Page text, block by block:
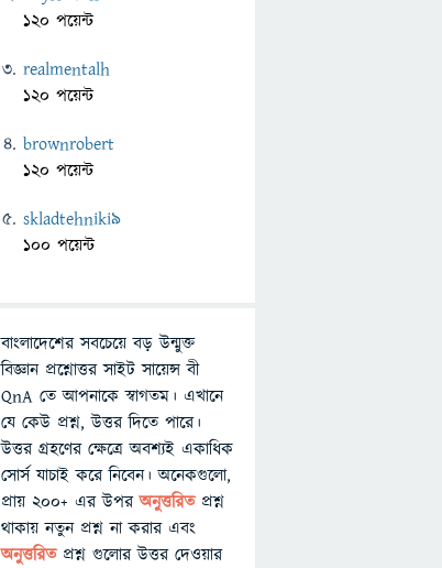
120 পয়েন্ট
realmentalh
120 পয়েন্ট
brownrobert
120 পয়েন্ট
skladtehniki9
100 পয়েন্ট
বাংলাদেশের সবচেয়ে বড় উন্মুক্ত
বিজ্ঞান প্রশ্নোত্তর সাইট সায়েন্স বী
QnA তে আপনাকে স্বাগতম। এখানে
যে কেউ প্রশ্ন, উত্তর দিতে পারে।
উত্তর গ্রহণের ক্ষেত্রে অবশ্যই একাধিক
সোর্স যাচাই করে নিবেন। অনেকগুলো,
প্রায় ২০০+ এর উপরঅনুত্তরিতপ্রশ্ন
থাকায় নতুন প্রশ্ন না করার এবং
অনুত্তরিত প্রশ্ন গুলোর উত্তর দেওয়ার